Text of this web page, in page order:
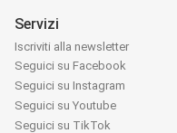
Servizi
Iscriviti alla newsletter
Seguici su Facebook
Seguici su Instagram
Seguici su Youtube
Seguici su TikTok